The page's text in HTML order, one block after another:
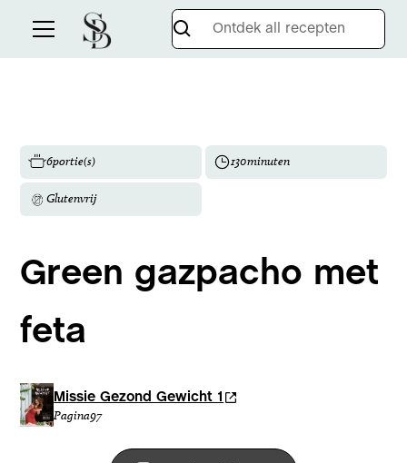
6portie(s) 130minuten
Glutenvrij
Green gazpacho met
feta
Missie Gezond Gewicht 1
Pagina97